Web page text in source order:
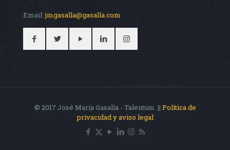
Email:jmgasalla@gasalla.com
© 2017 José María Gasalla - Talentum. || Política de
privacidad y aviso legal